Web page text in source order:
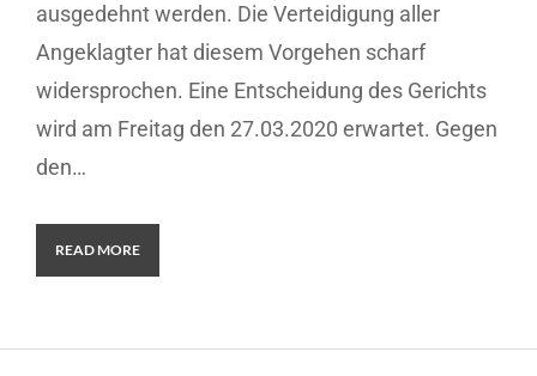
ausgedehnt werden. Die Verteidigung aller
Angeklagter hat diesem Vorgehen scharf
widersprochen. Eine Entscheidung des Gerichts
wird am Freitag den 27.03.2020 erwartet. Gegen
den…
READ MORE